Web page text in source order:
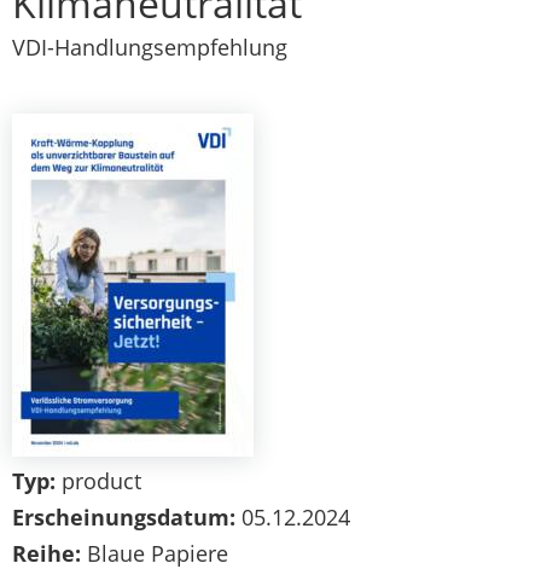
VDI-Handlungsempfehlung
Typ: product
Erscheinungsdatum: 05.12.2024
Reihe: Blaue Papiere